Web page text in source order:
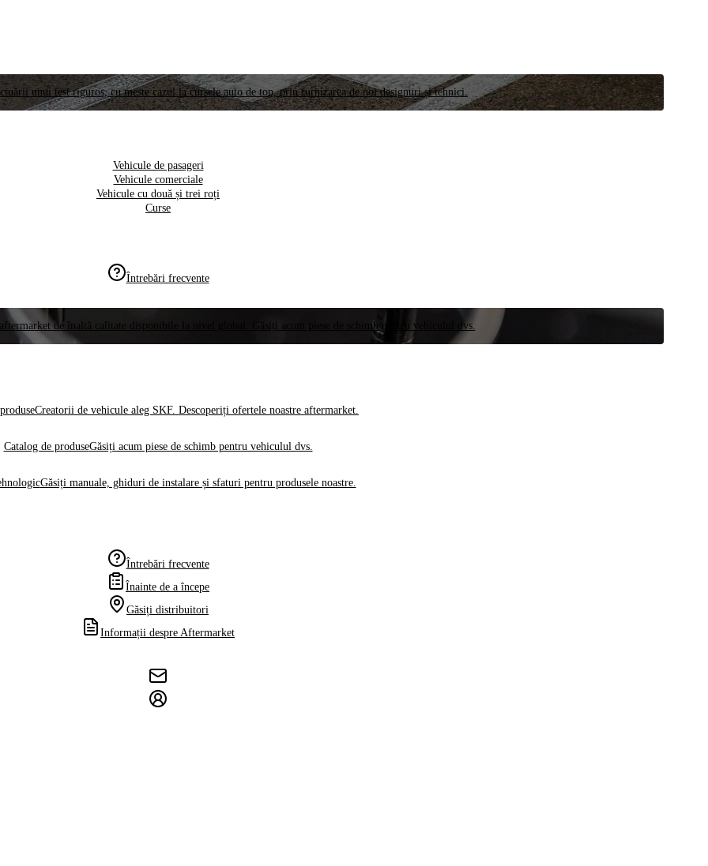
unui test riguros, cu meste cazul la cursele auto de top, prin furnizarea de noi designuri și tehnici.
Vehicule de pasageri
Vehicule comerciale
Vehicule cu două și trei roți
Curse
Întrebări frecvente
de înaltă calitate disponibile la nivel global. Găsiți acum piese de schimb pentru vehiculul dvs.
Creatorii de vehicule aleg SKF. Descoperiți ofertele noastre aftermarket.
Catalog de produseGăsiți acum piese de schimb pentru vehiculul dvs.
Găsiți manuale, ghiduri de instalare și sfaturi pentru produsele noastre.
Întrebări frecvente
Înainte de a începe
Găsiți distribuitori
Informații despre Aftermarket